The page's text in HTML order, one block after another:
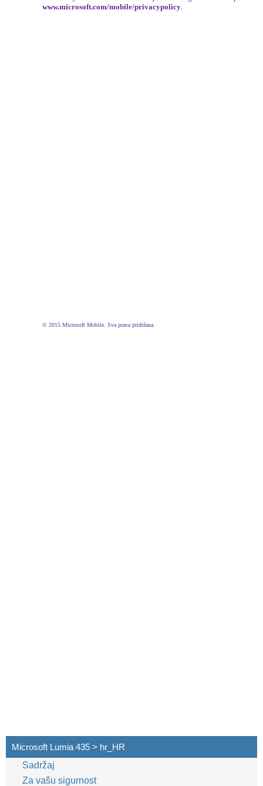
www.microsoft.com/mobile/privacypolicy.
© 2015 Microsoft Mobile. Sva prava pridržana.
Microsoft Lumia 435 > hr_HR
Sadržaj
Za vašu sigurnost